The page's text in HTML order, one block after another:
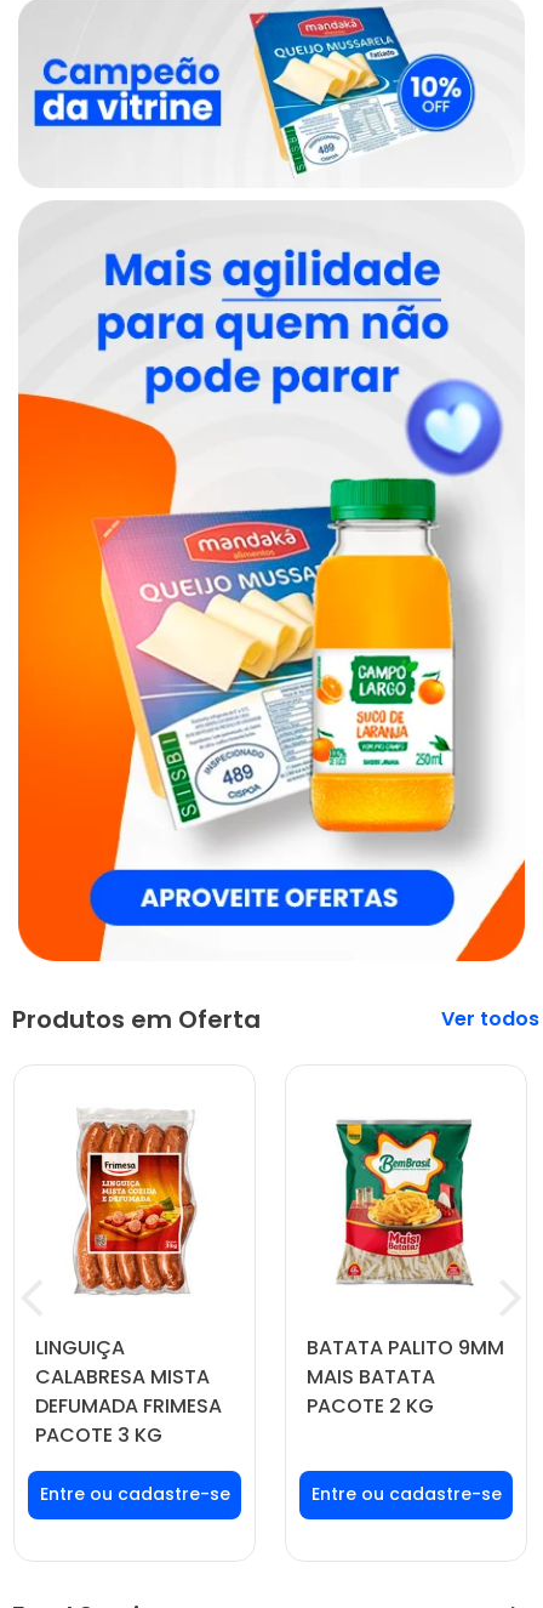
Produtos em Oferta
LINGUIÇA
CALABRESA MISTA
DEFUMADA FRIMESA
PACOTE 3 KG
Faça seu login ou
cadastre-se para
ver preços e
BATATA PALITO 9MM
MAIS BATATA
PACOTE 2 KG
Faça seu login ou
cadastre-se para
ver preços e